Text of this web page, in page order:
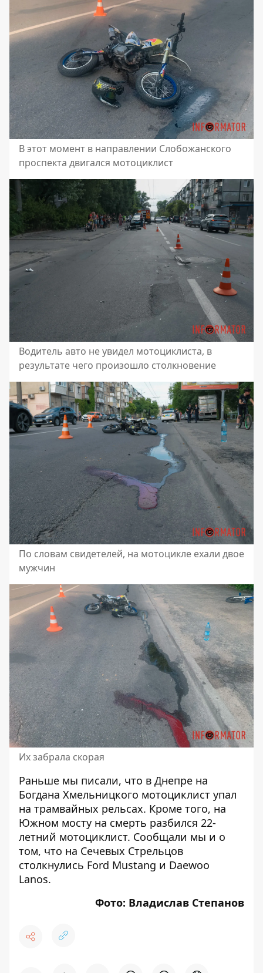
В этот момент в направлении Слобожанского
проспекта двигался мотоциклист
Водитель авто не увидел мотоциклиста, в
результате чего произошло столкновение
По словам свидетелей, на мотоцикле ехали двое
мужчин
Их забрала скорая
Раньше мы писали, что в Днепре на
Богдана Хмельницкого мотоциклист упал
на трамвайных рельсах. Кроме того, на
Южном мосту на смерть разбился 22-
летний мотоциклист. Сообщали мы и о
том, что на Сечевых Стрельцов
столкнулись Ford Mustang и Daewoo
Lanos.
Фото: Владислав Степанов